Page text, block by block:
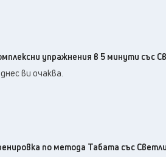
упражнения в 5 минути със
ви очаква.
по метода Табата със